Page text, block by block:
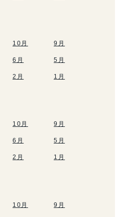
10月 9月
6月 5月
2月 1月
10月 9月
6月 5月
2月 1月
10月 9月